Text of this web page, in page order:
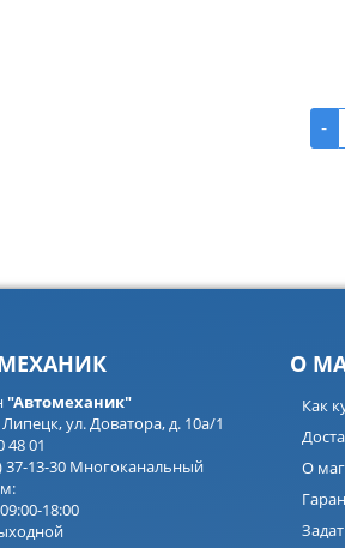
-
"Автомеханик"
Липецк, ул. Доватора, д. 10а/1
48 01
37-13-30 Многоканальный
18:00
О
Как
О